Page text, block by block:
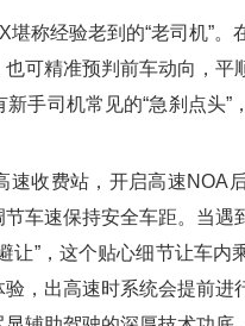
经验老到的“老司机”。
可精准预判前车动向，平
手司机常见的“急刹点头”
收费站，开启高速NOA
车速保持安全车距。当遇
让”，这个贴心细节让车内
，出高速时系统会提前进